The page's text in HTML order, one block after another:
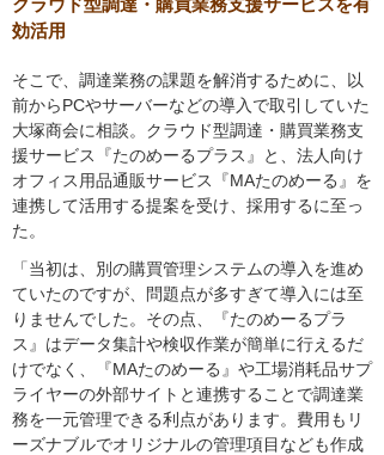
効活用
そこで、調達業務の課題を解消するために、以
前からPCやサーバーなどの導入で取引していた
大塚商会に相談。クラウド型調達・購買業務支
援サービス『たのめーるプラス』と、法人向け
オフィス用品通販サービス『MAたのめーる』を
連携して活用する提案を受け、採用するに至っ
た。
「当初は、別の購買管理システムの導入を進め
ていたのですが、問題点が多すぎて導入には至
りませんでした。その点、『たのめーるプラ
ス』はデータ集計や検収作業が簡単に行えるだ
けでなく、『MAたのめーる』や工場消耗品サプ
ライヤーの外部サイトと連携することで調達業
務を一元管理できる利点があります。費用もリ
ーズナブルでオリジナルの管理項目なども作成